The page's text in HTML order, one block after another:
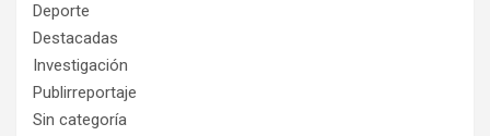
Deporte
Destacadas
Investigación
Publirreportaje
Sin categoría